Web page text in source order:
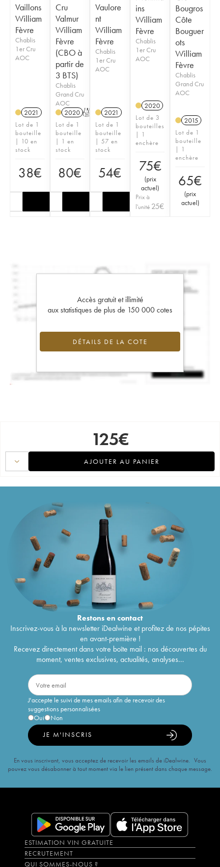
Vaillons
William
Fèvre
Chablis
1er Cru
AOC
2021
Lot de 1
bouteille
| 10 en
stock
38€
Cru
Valmur
William
Fèvre
(CBO à
partir de
3 BTS)
Chablis
Grand Cru
AOC
2020 T
Lot de 1
bouteille
| 1 en
stock
80€
Vaulore
nt
William
Fèvre
Chablis
1er Cru
AOC
2021
Lot de 1
bouteille
| 57 en
stock
54€
ins
William
Fèvre
Chablis
1er Cru
AOC
2020
Lot de 3
bouteilles
| 1
enchère
75€
(prix
actuel)
Prix à
l'unité 25€
Bougros
Côte
Bouguer
ots
William
Fèvre
Chablis
Grand Cru
AOC
2015
Lot de 1
bouteille
| 1
enchère
65€
(prix
actuel)
Accès gratuit et illimité
aux statistiques de plus de 150 000 cotes
DÉTAILS DE LA COTE
125€
AJOUTER AU PANIER
Restons encontact
Inscrivez-vous à la newsletter iDealwine et profitez de nos pépites
en avant-première !
Recevez directement dans votre boîte mail : nos découvertes du
moment, ventes exclusives, actualités, analyses...
J'accepte le suivi de mes emails afin de recevoir des
suggestions personnalisées
Oui
Non
JE M'INSCRIS
En vous inscrivant, vous acceptez de recevoir les emails de iDealwine. Vous
pouvez vous désabonner à tout moment via le lien présent dans chaque message.
ESTIMATION VIN GRATUITE
RECRUTEMENT
QUI SOMMES-NOUS ?